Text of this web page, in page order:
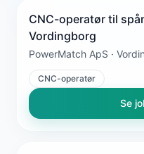
CNC-operatør til
Vordingborg
PowerMatch ApS ·
CNC-operatør
Se